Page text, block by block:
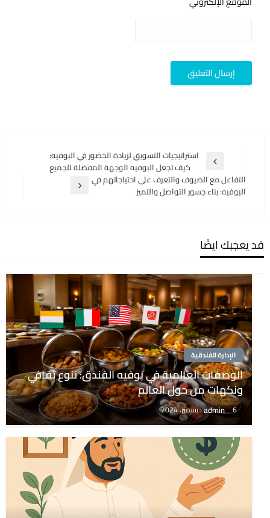
المقالات
المقالة
السابقة
استراتيجيات التسويق لزيادة الحضور في البوفيه:
كيف تجعل البوفيه الوجهة المفضلة للجميع
المقالة
التفاعل مع الضيوف والتعرف على احتياجاتهم في
البوفيه: بناء جسور التواصل والتميز
قد يعجبك ايضًا
الإدارة الفندقية
الوصفات العالمية في بوفيه الفندق: تنوع ثقافي
ونكهات من حول العالم
admin 6 ديسمبر، 2024